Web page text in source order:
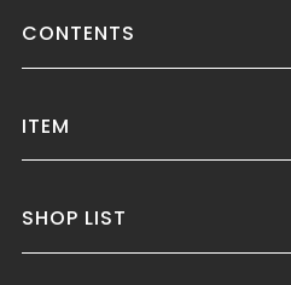
CONTENTS
ITEM
SHOP LIST